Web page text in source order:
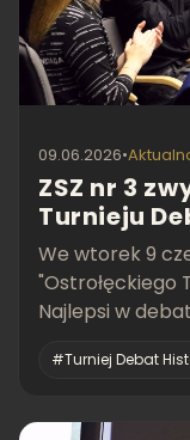
09.06.2026•
ZSZ nr 3
Turnieju
We wtorek 9
"Ostrołęckiego
Najlepsi w
#Turniej Debat